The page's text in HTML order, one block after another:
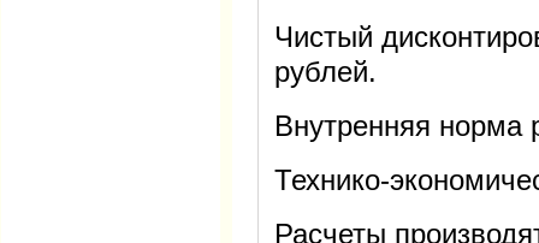
Чистый
рублей.
Внутренняя норма
Технико-
Расчеты